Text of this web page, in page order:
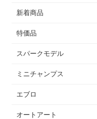
新着商品
特価品
スパークモデル
ミニチャンプス
エブロ
オートアート